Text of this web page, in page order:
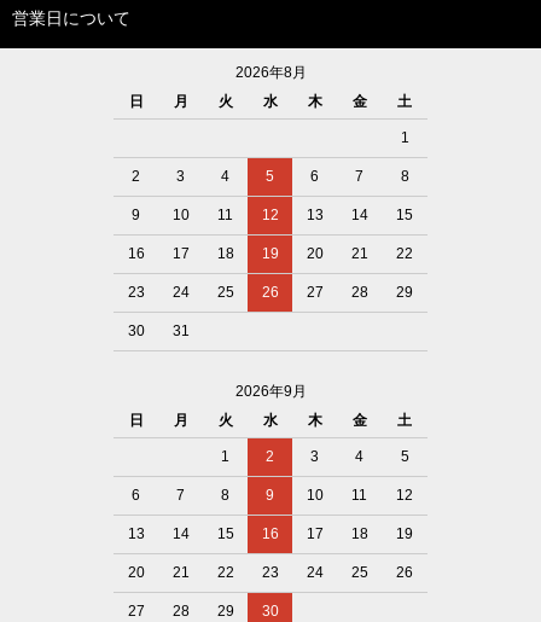
営業日について
2026年8月
日
月 火 水 木 金 土
1
2 3 4 5 6 7 8
9 10 11 12 13 14 15
16 17 18 19 20 21 22
23 24 25 26 27 28 29
30 31
2026年9月
日
月 火 水 木 金 土
1 2 3 4 5
6 7 8 9 10 11 12
13 14 15 16 17 18 19
20 21 22 23 24 25 26
27 28 29 30